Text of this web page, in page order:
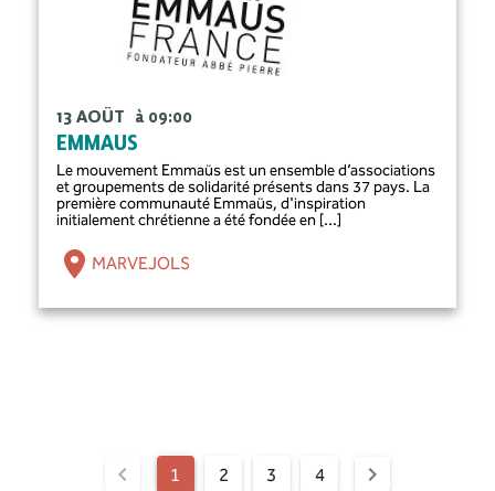
13 AOÛT à 09:00
EMMAUS
Le mouvement Emmaüs est un ensemble d’associations
et groupements de solidarité présents dans 37 pays. La
première communauté Emmaüs, d'inspiration
initialement chrétienne a été fondée en [...]
MARVEJOLS
1 2 3 4